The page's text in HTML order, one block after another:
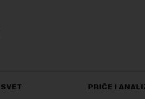
SVET PRIČE I